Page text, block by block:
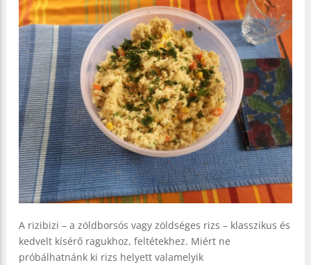
A rizibizi – a zöldborsós vagy zöldséges rizs – klasszikus és
kedvelt kísérő ragukhoz, feltétekhez. Miért ne
próbálhatnánk ki rizs helyett valamelyik